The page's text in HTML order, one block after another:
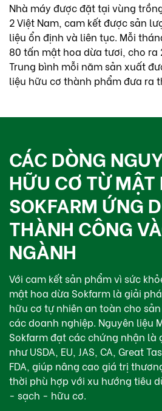
Nhà máy được đặt tại vùng
2 Việt Nam, cam kết được sản
liệu ổn định và liên tục. Mỗi
80 tấn mật hoa dừa tươi, cho ra
Trung bình mỗi năm sản xuất
liệu hữu cơ thành phẩm đưa ra
CÁC DÒNG
HỮU CƠ TỪ MẬT
SOKFARM ỨNG
THÀNH CÔNG
NGÀNH
Với cam kết sản phẩm vì sức
mật hoa dừa Sokfarm là giải
hữu cơ tự nhiên an toàn cho
các doanh nghiệp. Nguyên liệu
Sokfarm đạt các chứng nhận là
như USDA, EU, JAS, CA, Great
FDA, giúp nâng cao giá trị
thời phù hợp với xu hướng tiêu
- sạch - hữu cơ.